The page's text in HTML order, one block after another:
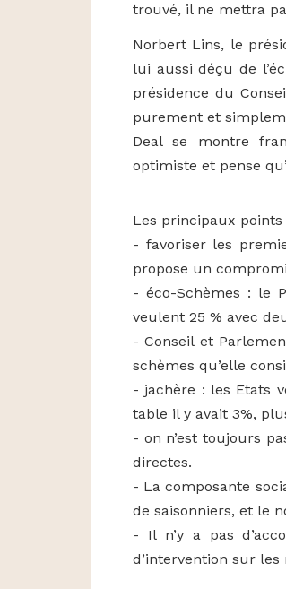
trouvé, il ne mettra
Norbert Lins, le
lui aussi déçu de
présidence du
purement et
Deal se montre
optimiste et pense
Les principaux points
- favoriser les
propose un
- éco-Schèmes : le
veulent 25 % avec
- Conseil et
schèmes qu’elle
- jachère : les Etats
table il y avait 3%,
- on n’est toujours
directes.
- La composante
de saisonniers, et le
- Il n’y a pas
d’intervention sur